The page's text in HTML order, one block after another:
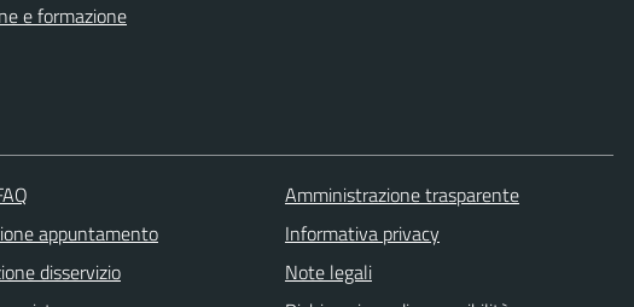
e formazione
appuntamento
disservizio
Amministrazione trasparente
Informativa privacy
Note legali